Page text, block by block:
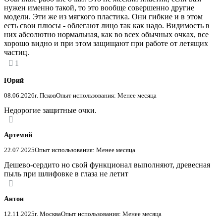
нужен именно такой, то это вообще совершенно другие
модели. Эти же из мягкого пластика. Они гибкие и в этом
есть свои плюсы - облегают лицо так как надо. Видимость в
них абсолютно нормальная, как во всех обычных очках, все
хорошо видно и при этом защищают при работе от летящих
частиц.
1
Юрий
08.06.2026г. ПсковОпыт использования: Менее месяца
Недорогие защитные очки.
Артемий
22.07.2025Опыт использования: Менее месяца
Дешево-сердито но свой функционал выполняют, древесная
пыль при шлифовке в глаза не летит
Антон
12.11.2025г. МоскваОпыт использования: Менее месяца